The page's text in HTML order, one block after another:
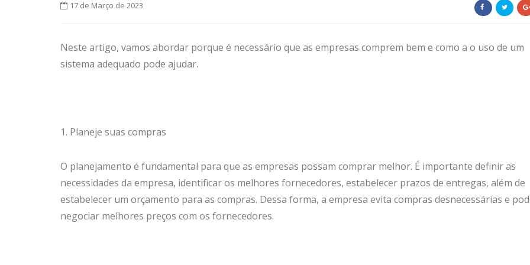
17 de Março de 2023
Neste artigo, vamos abordar porque é necessário que as empresas comprem bem e como a o uso de um
sistema adequado pode ajudar.
1. Planeje suas compras
O planejamento é fundamental para que as empresas possam comprar melhor. É importante definir as
necessidades da empresa, identificar os melhores fornecedores, estabelecer prazos de entregas, além de
estabelecer um orçamento para as compras. Dessa forma, a empresa evita compras desnecessárias e
negociar melhores preços com os fornecedores.